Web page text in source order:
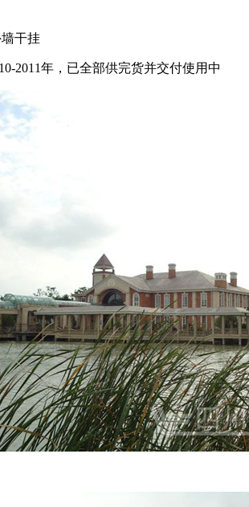
干挂
年，已全部供完货并交付使用中